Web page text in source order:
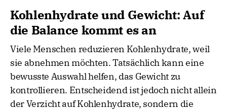
Kohlenhydrate und Gewicht: Auf
die Balance kommt es an
Viele Menschen reduzieren Kohlenhydrate, weil
sie abnehmen möchten. Tatsächlich kann eine
bewusste Auswahl helfen, das Gewicht zu
kontrollieren. Entscheidend ist jedoch nicht allein
der Verzicht auf Kohlenhydrate, sondern die